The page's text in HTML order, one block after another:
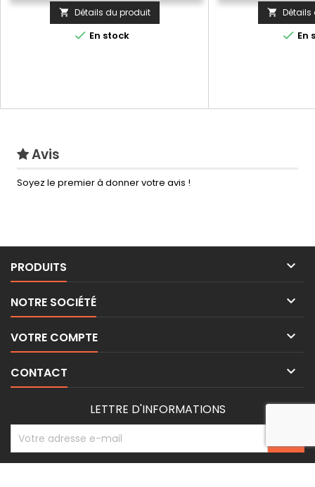
l'appareil mobile. Le boîtier de charge
est...
 Détails du produit
 En stock
 Détails
 En
Avis
Soyez le premier à donner votre avis !
PRODUITS 
NOTRE SOCIÉTÉ 
VOTRE COMPTE 
CONTACT 
LETTRE D'INFORMATIONS